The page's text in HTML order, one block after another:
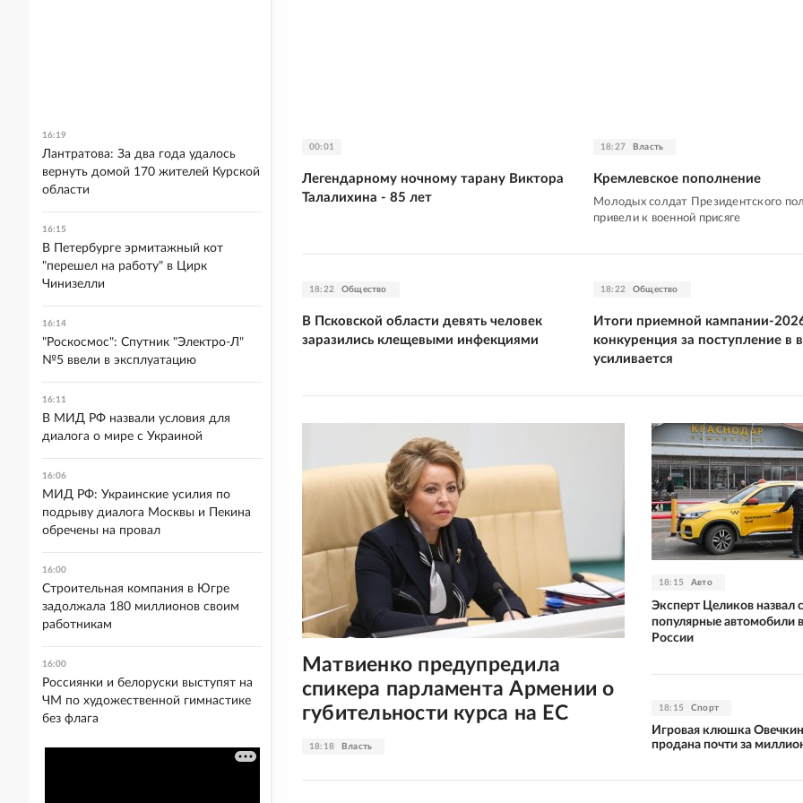
00:01
Легендарному ночному тарану Виктора
Талалихина - 85 лет
18:27 Власть
Кремлевское пополнение
Молодых солдат Президентского
привели к военной присяге
18:22 Общество
В Псковской области девять человек
заразились клещевыми инфекциями
18:22 Общество
Итоги приемной кампании-
конкуренция за поступление в
усиливается
18:18 Власть
Матвиенко предупредила
спикера парламента Армении о
губительности курса на ЕС
18:15 Авто
Эксперт Целиков назвал
популярные автомобили
России
18:15 Спорт
Игровая клюшка
продана почти за
16:19
Лантратова: За два года удалось
вернуть домой 170 жителей Курской
области
16:15
В Петербурге эрмитажный кот
"перешел на работу" в Цирк
Чинизелли
16:14
"Роскосмос": Спутник "Электро-Л"
№5 ввели в эксплуатацию
16:11
В МИД РФ назвали условия для
диалога о мире с Украиной
16:06
МИД РФ: Украинские усилия по
подрыву диалога Москвы и Пекина
обречены на провал
16:00
Строительная компания в Югре
задолжала 180 миллионов своим
работникам
16:00
Россиянки и белоруски выступят на
ЧМ по художественной гимнастике
без флага